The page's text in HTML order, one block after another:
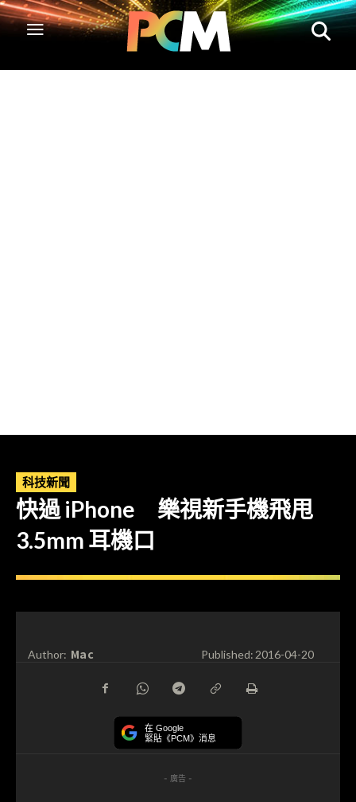
科技新聞
快過 iPhone 樂視新手機飛甩
3.5mm 耳機口
Author: Mac Published:2016-04-20
在 Google
緊貼《PCM》消息
- 廣告 -